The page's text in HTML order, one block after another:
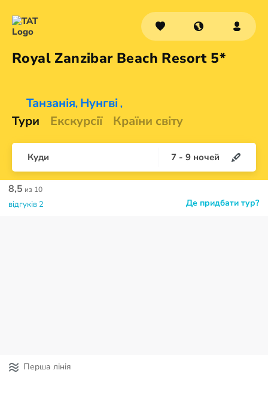
Royal Zanzibar Beach Resort 5*
Танзанія, Нунгві ,
Тури Екскурсії Країни світу
Куди 7 - 9 ночей
Де придбати тур?
8,5 из 10
відгуків 2
Перша лінія